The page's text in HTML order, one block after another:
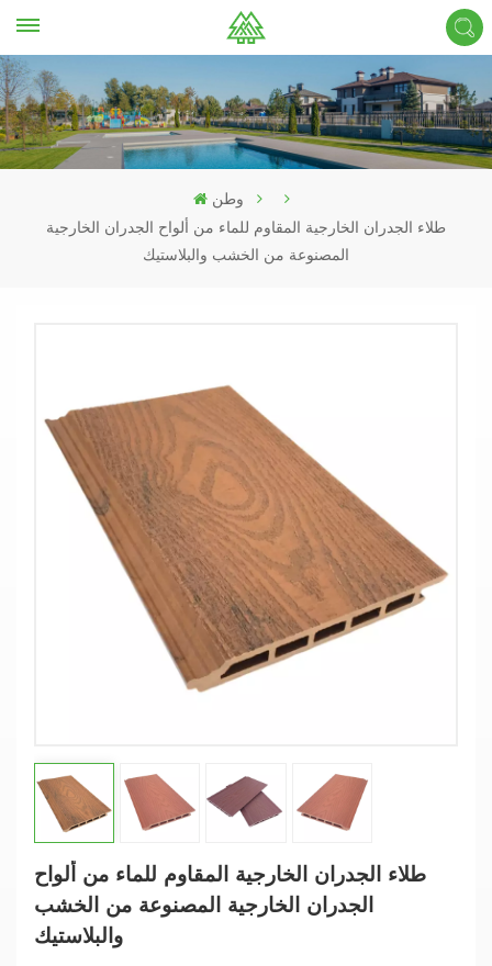
وطن
طلاء الجدران الخارجية المقاوم للماء من ألواح الجدران الخارجية
المصنوعة من الخشب والبلاستيك
طلاء الجدران الخارجية المقاوم للماء من ألواح
الجدران الخارجية المصنوعة من الخشب
والبلاستيك